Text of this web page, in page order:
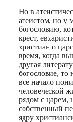
Но в
атеистом, но у
богословию,
крест,
христиан о
время, когда
другая
богословие, то
все начало
человеческой
рядом с царем,
собственный
ядру